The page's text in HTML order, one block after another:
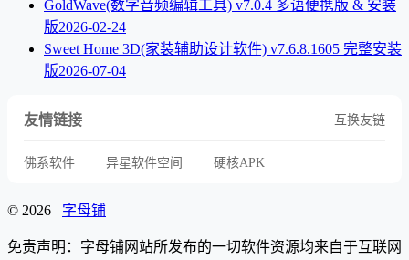
GoldWave(数字音频编辑工具) v7.0.4 多语便携版 & 安装
版2026-02-24
Sweet Home 3D(家装辅助设计软件) v7.6.8.1605 完整安装
版2026-07-04
友情链接 互换友链
佛系软件 异星软件空间 硬核APK
© 2026 字母铺
免责声明：字母铺网站所发布的一切软件资源均来自于互联网